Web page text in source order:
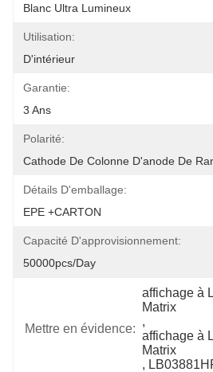
Blanc Ultra Lumineux
Utilisation:
D'intérieur
Garantie:
3 Ans
Polarité:
Cathode De Colonne D'anode De
Détails D'emballage:
EPE +CARTON
Capacité D'approvisionnement:
50000pcs/day
Mettre en évidence:
affichage à
Matrix
,
affichage à
Matrix
,